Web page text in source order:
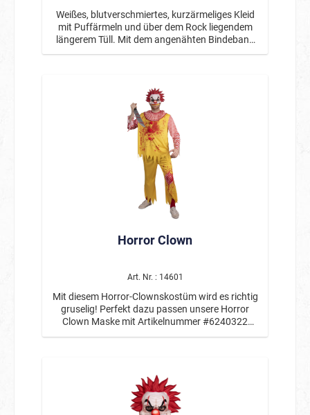
Weißes, blutverschmiertes, kurzärmeliges Kleid
mit Puffärmeln und über dem Rock liegendem
längerem Tüll. Mit dem angenähten Bindeband
lässt sich das Kleid im Rücken der Taille zu einer
Horror Clown
Art. Nr. : 14601
Mit diesem Horror-Clownskostüm wird es richtig
gruselig! Perfekt dazu passen unsere Horror
Clown Maske mit Artikelnummer #6240322
Das Kostüm ist mit roten Blutspritzern bedeckt.